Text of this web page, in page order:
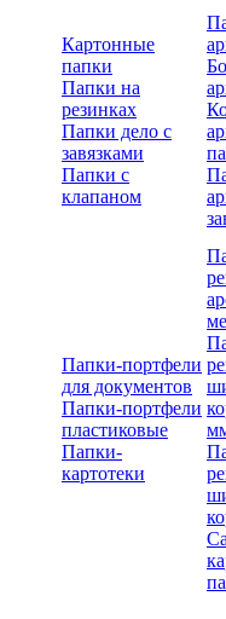
Картонные
папки
Папки на
резинках
Папки дело с
завязками
Папки с
клапаном
Папки-портфели
для документов
Папки-портфели
пластиковые
Папки-
картотеки